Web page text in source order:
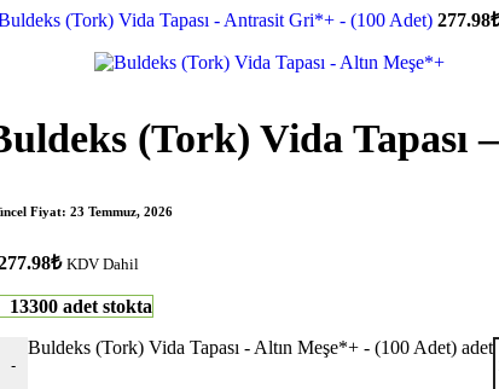
(Tork) Vida Tapası - Antrasit Gri*+ - (100 Adet) 277.98
(Tork) Vida Tapası
Fiyat: 23 Temmuz, 2026
₺ KDV Dahil
13300 adet stokta
-
Buldeks (Tork) Vida Tapası - Altın Meşe*+ - (100 Adet) adet